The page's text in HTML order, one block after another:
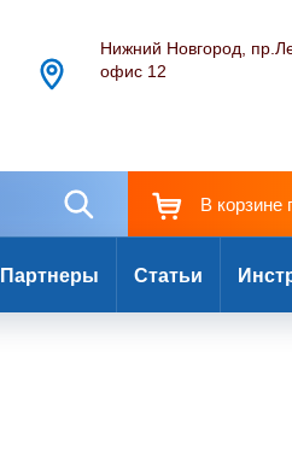
Нижний Новгород,
офис 12
В корзине
Партнеры Статьи